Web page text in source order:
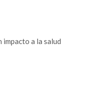
impacto a la salud